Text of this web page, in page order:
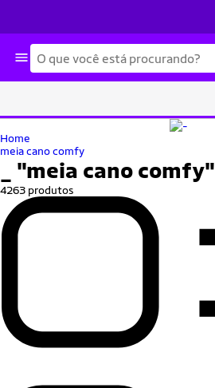
Busca
Home
meia cano comfy
"meia cano comfy"
4263 produtos